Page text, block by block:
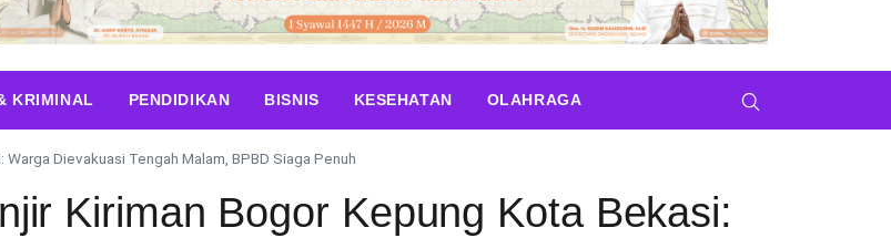
KRIMINAL PENDIDIKAN BISNIS KESEHATAN OLAHRAGA
Dievakuasi Tengah Malam, BPBD Siaga Penuh
Kiriman Bogor Kepung Kota Bekasi: